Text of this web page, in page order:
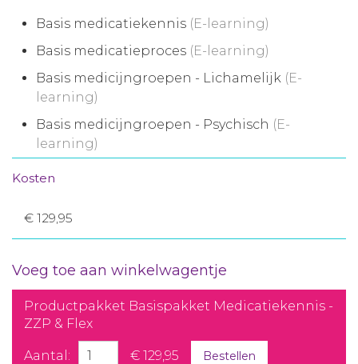
Basis medicatiekennis (E-learning)
Basis medicatieproces (E-learning)
Basis medicijngroepen - Lichamelijk (E-
learning)
Basis medicijngroepen - Psychisch (E-
learning)
Kosten
€ 129,95
Voeg toe aan winkelwagentje
Productpakket Basispakket Medicatiekennis -
ZZP & Flex
Aantal: € 129,95 Bestellen